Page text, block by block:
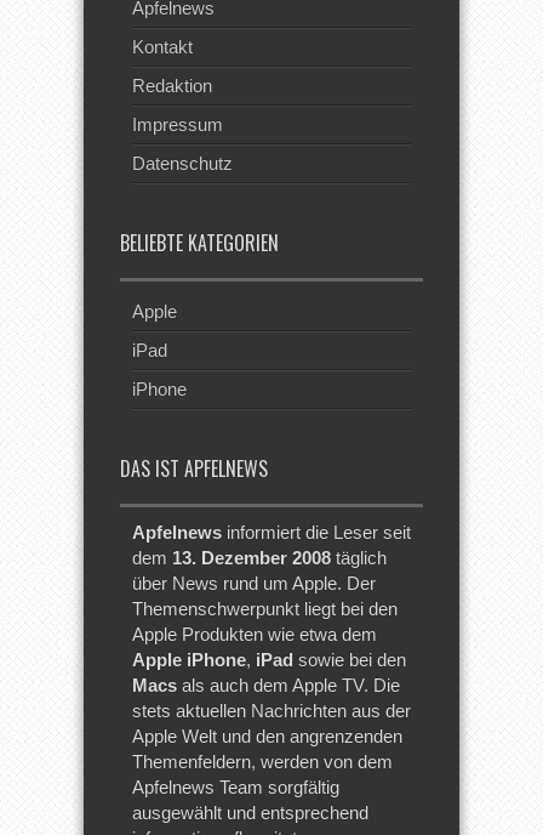
Apfelnews
Kontakt
Redaktion
Impressum
Datenschutz
BELIEBTE KATEGORIEN
Apple
iPad
iPhone
DAS IST APFELNEWS
Apfelnews informiert die Leser seit
dem 13. Dezember 2008 täglich
über News rund um Apple. Der
Themenschwerpunkt liegt bei den
Apple Produkten wie etwa dem
Apple iPhone, iPad sowie bei den
Macs als auch dem Apple TV. Die
stets aktuellen Nachrichten aus der
Apple Welt und den angrenzenden
Themenfeldern, werden von dem
Apfelnews Team sorgfältig
ausgewählt und entsprechend